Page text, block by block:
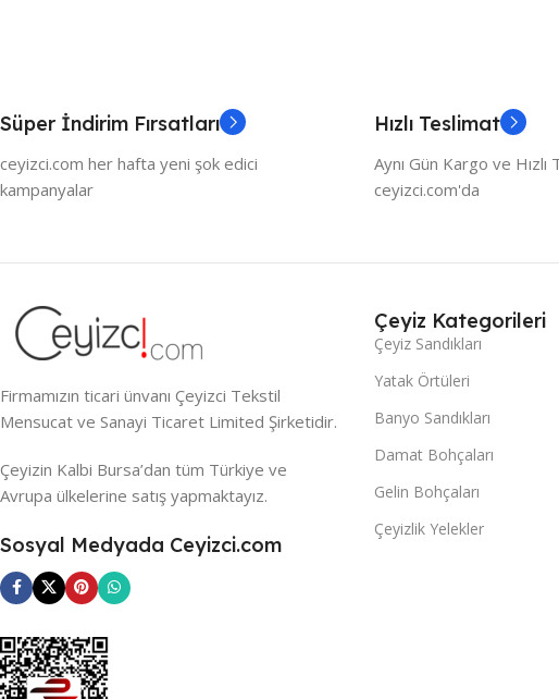
Süper İndirim Fırsatları
ceyizci.com her hafta yeni şok edici
kampanyalar
Hızlı Teslimat
Aynı Gün Kargo ve
ceyizci.com'da
Firmamızın ticari ünvanı Çeyizci Tekstil
Mensucat ve Sanayi Ticaret Limited Şirketidir.
Çeyizin Kalbi Bursa’dan tüm Türkiye ve
Avrupa ülkelerine satış yapmaktayız.
Sosyal Medyada Ceyizci.com
Çeyiz Kategorileri
Çeyiz Sandıkları
Yatak Örtüleri
Banyo Sandıkları
Damat Bohçaları
Gelin Bohçaları
Çeyizlik Yelekler